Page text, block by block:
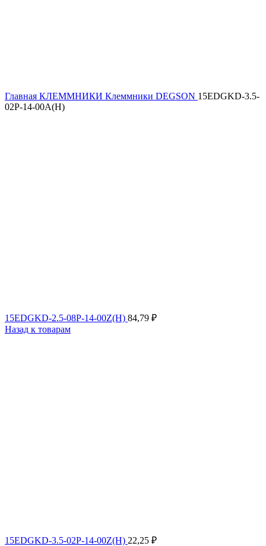
Главная КЛЕММНИКИ Клеммники DEGSON 15EDGKD-3.5-
02P-14-00A(H)
15EDGKD-2.5-08P-14-00Z(H) 84,79 ₽
Назад к товарам
15EDGKD-3.5-02P-14-00Z(H) 22,25 ₽